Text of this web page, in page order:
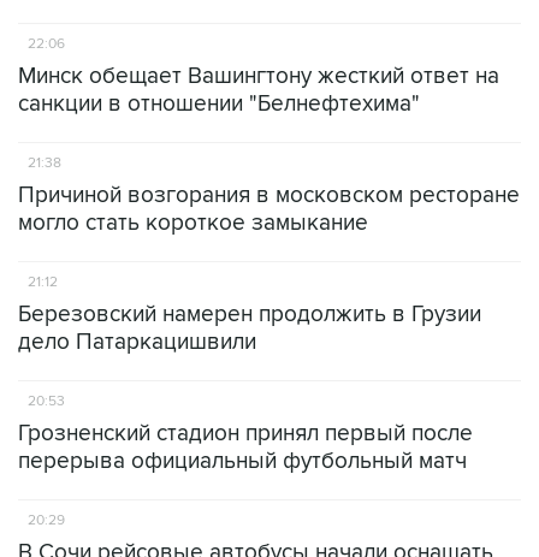
22:06
Минск обещает Вашингтону жесткий ответ на
санкции в отношении "Белнефтехима"
21:38
Причиной возгорания в московском ресторане
могло стать короткое замыкание
21:12
Березовский намерен продолжить в Грузии
дело Патаркацишвили
20:53
Грозненский стадион принял первый после
перерыва официальный футбольный матч
20:29